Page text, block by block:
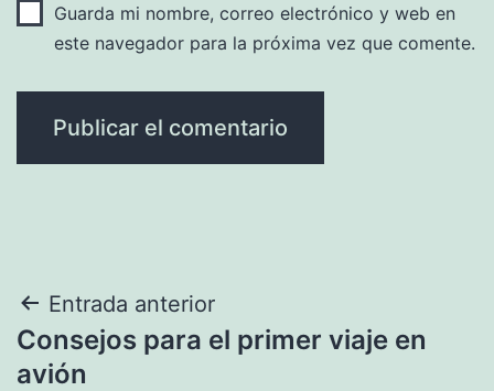
Guarda mi nombre, correo electrónico y web en
este navegador para la próxima vez que comente.
Navegación
de
Entrada anterior
Consejos para el primer viaje en
avión